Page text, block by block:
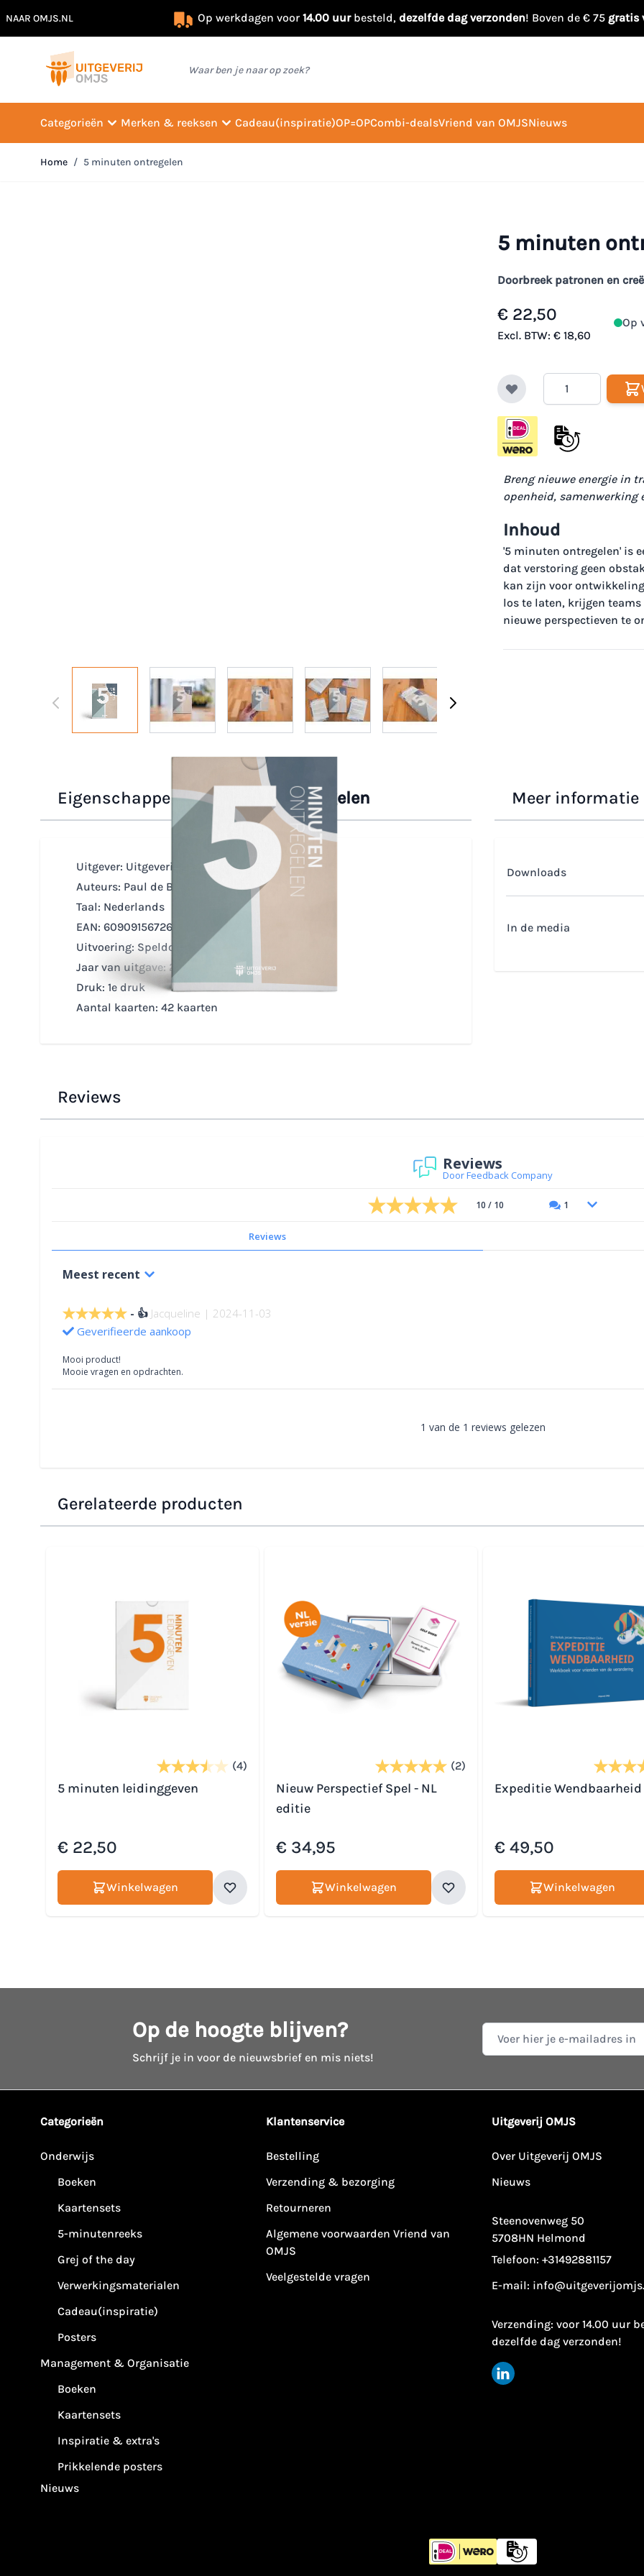
NAAR OMJS.NL Op werkdagen voor 14.00 uurbesteld, dezelfde dag verzonden! Boven de € 75 gratis
Waar ben je naar op zoek?
Categorieën Merken & reeksen Cadeau(inspiratie)OP=OPCombi-dealsVriend van OMJSNieuws
Home / 5 minuten ontregelen
View larger imageView larger imageView larger imageView larger imageView larger image
5 minuten
Doorbreek patronen en
€ 22,50
Excl. BTW: € 18,60
Op
Breng nieuwe energie in
openheid, samenwerking
Inhoud
'5 minuten ontregelen' is
dat verstoring geen
kan zijn voor
los te laten, krijgen
nieuwe perspectieven te
Eigenschappen /5 minuten ontregelen
Uitgever: Uitgeverij OMJS
Auteurs: Paul de Bruin & Wim van Santvoort
Taal: Nederlands
EAN: 6090915672632
Uitvoering: Speldoosje A6
Jaar van uitgave: 2024
Druk: 1e druk
Aantal kaarten: 42 kaarten
Meer informatie
Downloads
In de media
Reviews
Reviews
Door Feedback Company
10 / 10 1
Reviews
Meest recent
👍 Jacqueline | 2024-11-03
Geverifieerde aankoop
Mooi product!
Mooie vragen en opdrachten.
1 van de 1 reviews gelezen
Gerelateerde producten
(4)
5 minuten leidinggeven
€ 22,50
Winkelwagen
(2)
Nieuw Perspectief Spel - NL
editie
€ 34,95
Winkelwagen
Expeditie Wendbaarheid
€ 49,50
Winkelwagen
Op de hoogte blijven?
Schrijf je in voor de nieuwsbrief en mis niets!
E-mail adres
Categorieën
Onderwijs
Boeken
Kaartensets
5-minutenreeks
Grej of the day
Verwerkingsmaterialen
Cadeau(inspiratie)
Posters
Management & Organisatie
Boeken
Kaartensets
Inspiratie & extra's
Prikkelende posters
Nieuws
Klantenservice
Bestelling
Verzending & bezorging
Retourneren
Algemene voorwaarden Vriend van
OMJS
Veelgestelde vragen
Uitgeverij OMJS
Over Uitgeverij OMJS
Nieuws
Steenovenweg 50
5708HN Helmond
Telefoon: +31492881157
E-mail:
Verzending: voor 14.00 uur
dezelfde dag verzonden!